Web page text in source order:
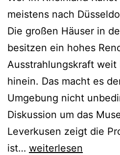
meistens nach
Die großen Häuser in
besitzen ein hohes
Ausstrahlungskraft weit
hinein. Das macht es
Umgebung nicht
Diskussion um das
Leverkusen zeigt die
ist… D
weiterlesen